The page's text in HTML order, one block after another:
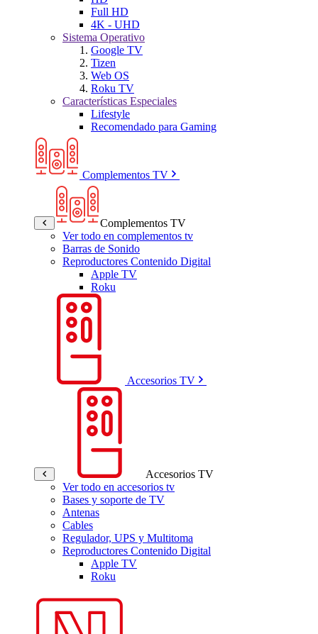
Full HD
4K - UHD
Sistema Operativo
Google TV
Tizen
Web OS
Roku TV
Características Especiales
Lifestyle
Recomendado para Gaming
Complementos TV
Complementos TV
Ver todo en complementos tv
Barras de Sonido
Reproductores Contenido Digital
Apple TV
Roku
Accesorios TV
Accesorios TV
Ver todo en accesorios tv
Bases y soporte de TV
Antenas
Cables
Regulador, UPS y Multitoma
Reproductores Contenido Digital
Apple TV
Roku